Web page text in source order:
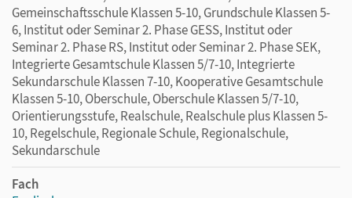
Gemeinschaftsschule Klassen 5-10, Grundschule Klassen 5-
6, Institut oder Seminar 2. Phase GESS, Institut oder
Seminar 2. Phase RS, Institut oder Seminar 2. Phase SEK,
Integrierte Gesamtschule Klassen 5/7-10, Integrierte
Sekundarschule Klassen 7-10, Kooperative Gesamtschule
Klassen 5-10, Oberschule, Oberschule Klassen 5/7-10,
Orientierungsstufe, Realschule, Realschule plus Klassen 5-
10, Regelschule, Regionale Schule, Regionalschule,
Sekundarschule
Fach